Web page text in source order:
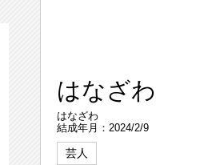
はなざわ
はなざわ
結成年月：2024/2/9
芸人